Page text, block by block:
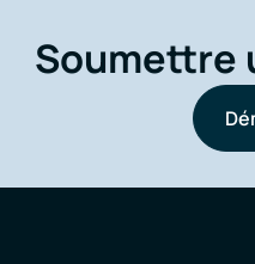
Soumettre